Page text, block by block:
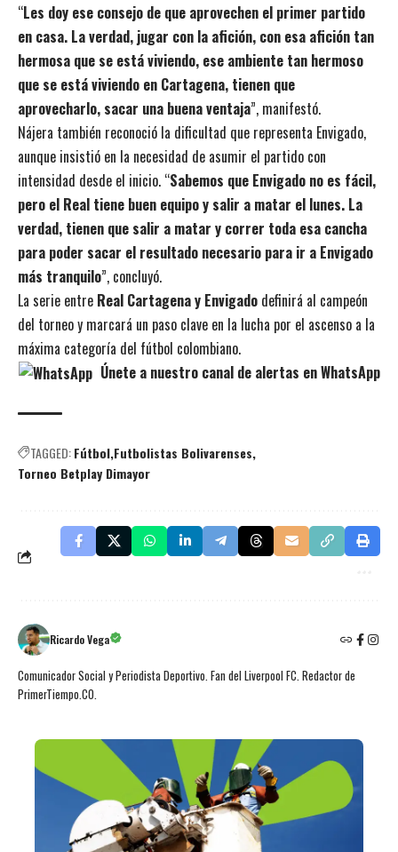
“Les doy ese consejo de que aprovechen el primer partido
en casa. La verdad, jugar con la afición, con esa afición tan
hermosa que se está viviendo, ese ambiente tan hermoso
que se está viviendo en Cartagena, tienen que
aprovecharlo, sacar una buena ventaja”, manifestó.
Nájera también reconoció la dificultad que representa Envigado,
aunque insistió en la necesidad de asumir el partido con
intensidad desde el inicio. “Sabemos que Envigado no es fácil,
pero el Real tiene buen equipo y salir a matar el lunes. La
verdad, tienen que salir a matar y correr toda esa cancha
para poder sacar el resultado necesario para ir a Envigado
más tranquilo”, concluyó.
La serie entre Real Cartagena y Envigado definirá al campeón
del torneo y marcará un paso clave en la lucha por el ascenso a la
máxima categoría del fútbol colombiano.
Únete a nuestro canal de alertas en WhatsApp
TAGGED:Fútbol Futbolistas Bolivarenses
Torneo Betplay Dimayor
Ricardo Vega
Comunicador Social y Periodista Deportivo. Fan del Liverpool FC. Redactor de
PrimerTiempo.CO.